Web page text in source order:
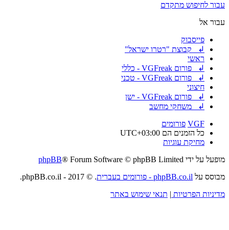
עבור לחיפוש מתקדם
עבור אל
פייסבוק
↲ קבוצת "רטרו ישראל"
ראשי
↲ פורום VGFreak - כללי
↲ פורום VGFreak - טכני
חיצוני
↲ פורום VGFreak - ישן
↲ משחקי מחשב
VGF פורומים
כל הזמנים הם UTC+03:00
מחיקת עוגיות
מופעל על ידי
phpBB® Forum Software © phpBB Limited
מבוסס על phpBB.co.il - פורומים בעברית
. © 2017 - phpBB.co.il.
מדיניות הפרטיות | תנאי שימוש באתר